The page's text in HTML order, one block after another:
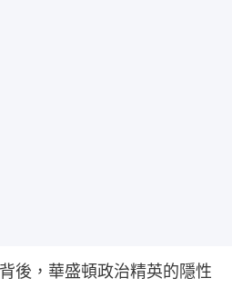
後，華盛頓政治精英的隱性